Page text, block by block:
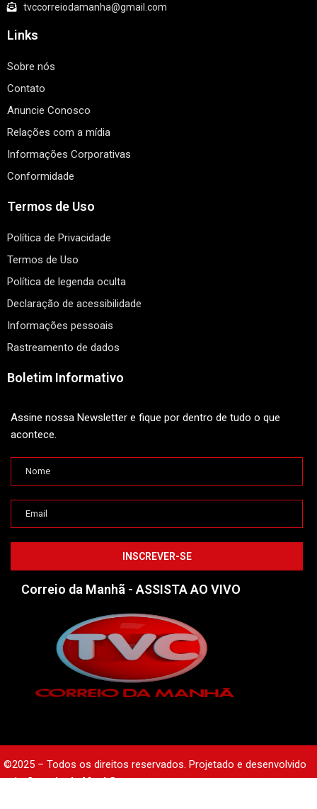
tvccorreiodamanha@gmail.com
Links
Sobre nós
Contato
Anuncie Conosco
Relações com a mídia
Informações Corporativas
Conformidade
Termos de Uso
Política de Privacidade
Termos de Uso
Política de legenda oculta
Declaração de acessibilidade
Informações pessoais
Rastreamento de dados
Boletim Informativo
Assine nossa Newsletter e fique por dentro de tudo o que
acontece.
Correio da Manhã - ASSISTA AO VIVO
©2025 – Todos os direitos reservados. Projetado e desenvolvido
peloCorreio da Manhã.